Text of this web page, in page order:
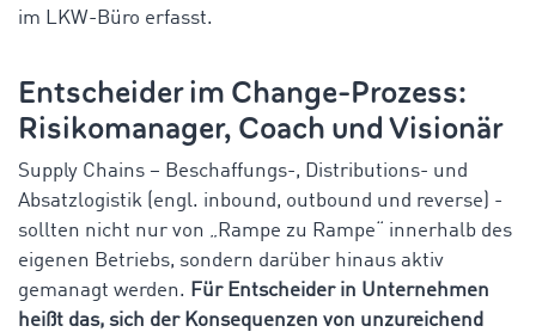
im LKW-Büro erfasst.
Entscheider im Change-Prozess:
Risikomanager, Coach und Visionär
Supply Chains – Beschaffungs-, Distributions- und
Absatzlogistik (engl. inbound, outbound und reverse) -
sollten nicht nur von „Rampe zu Rampe“ innerhalb des
eigenen Betriebs, sondern darüber hinaus aktiv
gemanagt werden. Für Entscheider in Unternehmen
heißt das, sich der Konsequenzen von unzureichend